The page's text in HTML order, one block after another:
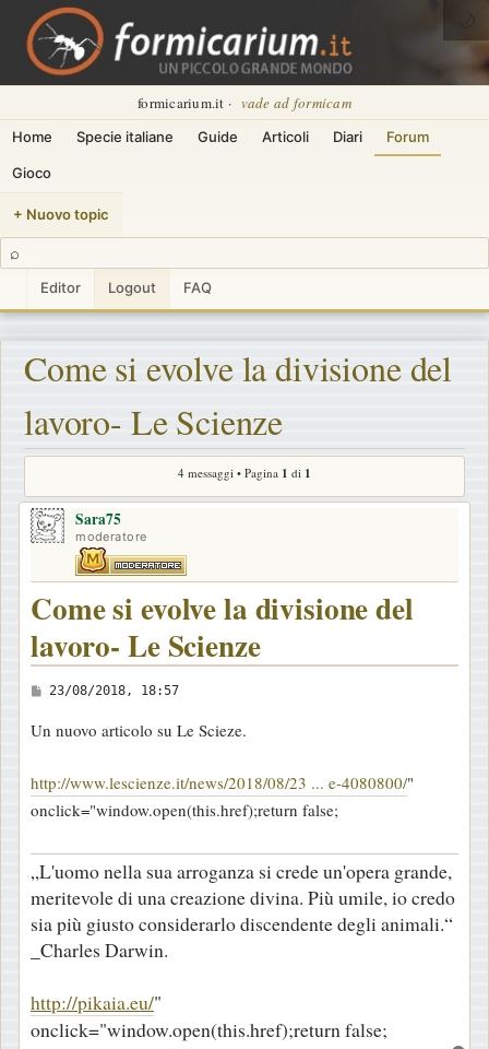
formicarium.it · vade ad formicam
Home Specie italiane Guide Articoli Diari Forum
Gioco
+ Nuovo topic
⌕
Editor Logout FAQ
🌙
Come si evolve la divisione del
lavoro- Le Scienze
4 messaggi • Pagina 1 di 1
Sara75
moderatore
Come si evolve la divisione del
lavoro- Le Scienze
M
s
a
g
i
o
23/08/2018, 18:57
Un nuovo articolo su Le Scieze.
http://www.lescienze.it/news/2018/08/23 ... e-4080800/"
onclick="window.open(this.href);return false;
„L'uomo nella sua arroganza si crede un'opera grande,
meritevole di una creazione divina. Più umile, io credo
sia più giusto considerarlo discendente degli animali.“
_Charles Darwin.
http://pikaia.eu/"
onclick="window.open(this.href);return false;